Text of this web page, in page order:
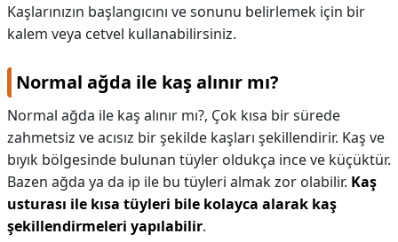
Kaşlarınızın başlangıcını ve sonunu belirlemek için bir
kalem veya cetvel kullanabilirsiniz.
Normal ağda ile kaş alınır mı?
Normal ağda ile kaş alınır mı?, Çok kısa bir sürede
zahmetsiz ve acısız bir şekilde kaşları şekillendirir. Kaş ve
bıyık bölgesinde bulunan tüyler oldukça ince ve küçüktür.
Bazen ağda ya da ip ile bu tüyleri almak zor olabilir. Kaş
usturası ile kısa tüyleri bile kolayca alarak kaş
şekillendirmeleri yapılabilir.